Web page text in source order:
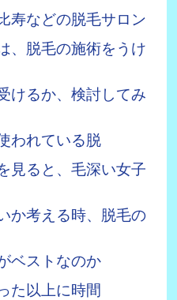
寿などの脱毛サロン
、脱毛の施術をうけ
けるか、検討してみ
われている脱
見ると、毛深い女子
か考える時、脱毛の
ベストなのか
た以上に時間